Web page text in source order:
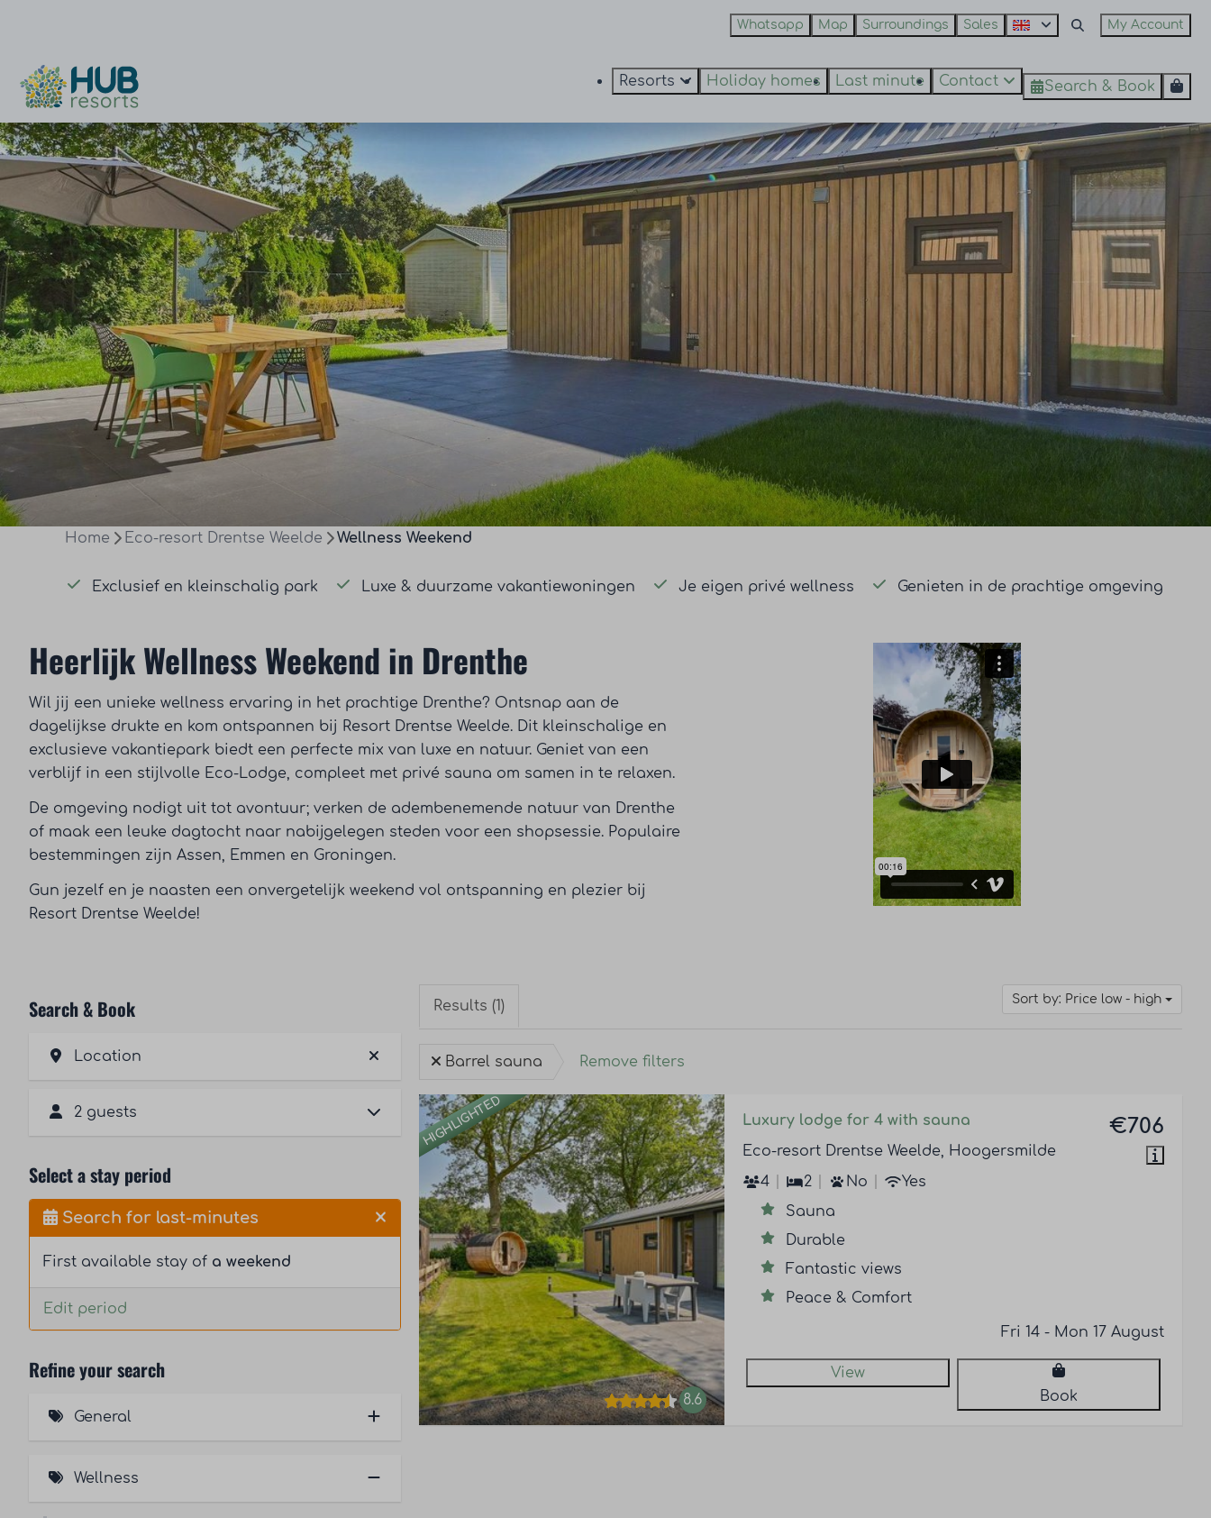
Whatsapp Map Surroundings Sales My Account
Resorts Holiday homes Last minute Contact Search & Book
Home Eco-resort Drentse Weelde Wellness Weekend
Exclusief en kleinschalig park Luxe & duurzame vakantiewoningen Je eigen privé wellness Genieten in de prachtige omgeving
Heerlijk Wellness Weekend in Drenthe
Wil jij een unieke wellness ervaring in het prachtige Drenthe? Ontsnap aan de
dagelijkse drukte en kom ontspannen bij Resort Drentse Weelde. Dit kleinschalige en
exclusieve vakantiepark biedt een perfecte mix van luxe en natuur. Geniet van een
verblijf in een stijlvolle Eco-Lodge, compleet met privé sauna om samen in te relaxen.
De omgeving nodigt uit tot avontuur; verken de adembenemende natuur van Drenthe
of maak een leuke dagtocht naar nabijgelegen steden voor een shopsessie. Populaire
bestemmingen zijn Assen, Emmen en Groningen.
Gun jezelf en je naasten een onvergetelijk weekend vol ontspanning en plezier bij
Resort Drentse Weelde!
Search & Book
Location
2 guests
Select a stay period
Search for last-minutes
First available stay of a weekend
Edit period
Refine your search
General
Wellness
Sort by: Price low - high
Results (1)
Barrel sauna Remove filters
HIGHLIGHTED
8.6
€706
Luxury lodge for 4 with sauna
Eco-resort Drentse Weelde, Hoogersmilde
4
2 No
Yes
Sauna
Durable
Fantastic views
Peace & Comfort
Fri 14 - Mon 17 August
View
Book